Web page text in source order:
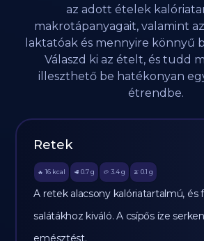
az adott ételek
makrotápanyagait, valamint
laktatóak és mennyire könnyű
Válaszd ki az ételt, és tudd
illeszthető be hatékonyan
étrendbe.
Retek
🔥 16 kcal 🥩 0.7 g 🥔 3.4g 🫒 0.1 g
A retek alacsony kalóriatartalmú, és
salátákhoz kiváló. A csípős íze
emésztést.